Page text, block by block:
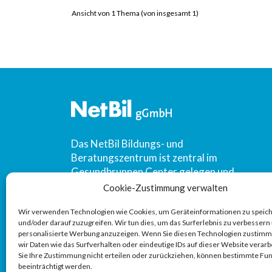
Cookie-Zustimmung verwalten
Wir verwenden Technologien wie Cookies, um Geräteinformationen zu
und/oder darauf zuzugreifen. Wir tun dies, um das Surferlebnis zu verbessern
personalisierte Werbung anzuzeigen. Wenn Sie diesen Technologien
wir Daten wie das Surfverhalten oder eindeutige IDs auf dieser Website
Sie Ihre Zustimmung nicht erteilen oder zurückziehen, können bestimmte
beeinträchtigt werden.
Ansicht von 1 Thema (von insgesamt 1)
Das NetBil Bildungs- und
Beratungszentrum ist zentral im
Gesundbrunnen Center gelegen und
vielfach zertifiziert. NetBil ist ein vom
(BAMF) zugelassener Träger.